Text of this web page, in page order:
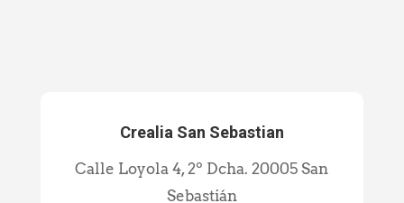
Crealia San Sebastian
Calle Loyola 4, 2º Dcha. 20005 San
Sebastián